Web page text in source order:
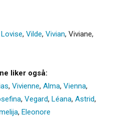
Lovise, Vilde, Vivian, Viviane,
liker også:
, Vivienne, Alma, Vienna,
, Vegard, Léana, Astrid,
, Eleonore